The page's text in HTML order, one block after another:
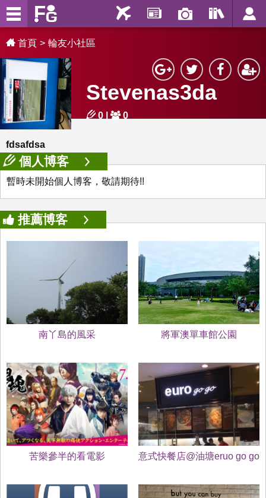
首頁 輪友小社區
Stevenas3da
0 0
fdsafdsa
個人博客
暫時未開始個人博客，敬請期待!!
推薦博客
南丫島的風采 將軍澳單車館公園
苦樂參半的看電影 意式快餐店@油塘eruo go go